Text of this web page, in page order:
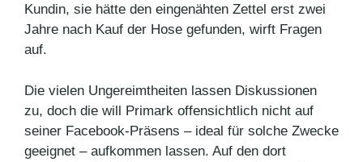
Kundin, sie hätte den eingenähten Zettel erst zwei
Jahre nach Kauf der Hose gefunden, wirft Fragen
auf.
Die vielen Ungereimtheiten lassen Diskussionen
zu, doch die will Primark offensichtlich nicht auf
seiner Facebook-Präsens – ideal für solche Zwecke
geeignet – aufkommen lassen. Auf den dort